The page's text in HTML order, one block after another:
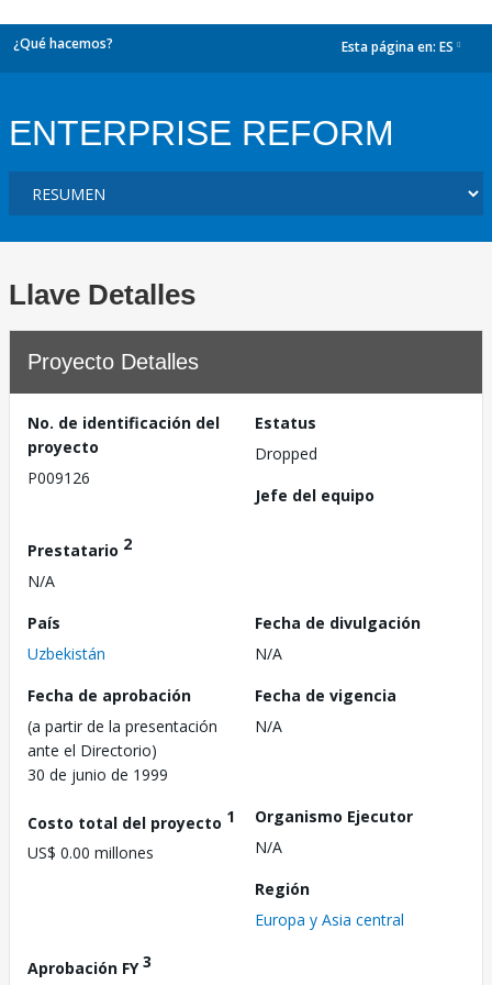
¿Qué hacemos? Esta página en: ES
ENTERPRISE REFORM
Llave Detalles
Proyecto Detalles
No. de identificación del
proyecto
P009126
Estatus
Dropped
Jefe del equipo
Prestatario 2
N/A
País
Uzbekistán
Fecha de divulgación
N/A
Fecha de aprobación
(a partir de la presentación
ante el Directorio)
30 de junio de 1999
Fecha de vigencia
N/A
Costo total del proyecto 1
US$ 0.00 millones
Organismo Ejecutor
N/A
Región
Europa y Asia central
Aprobación FY3